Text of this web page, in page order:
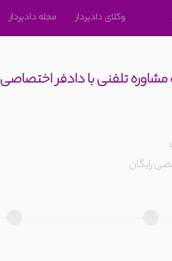
وکلای دادپرداز مجله دادپرداز
تلفنی با دادفر اختصاصی